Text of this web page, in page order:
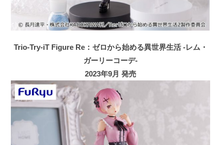
Trio-Try-iT Figure Re：ゼロから始める異世界生活 -レム・
ガーリーコーデ-
2023年9月 発売